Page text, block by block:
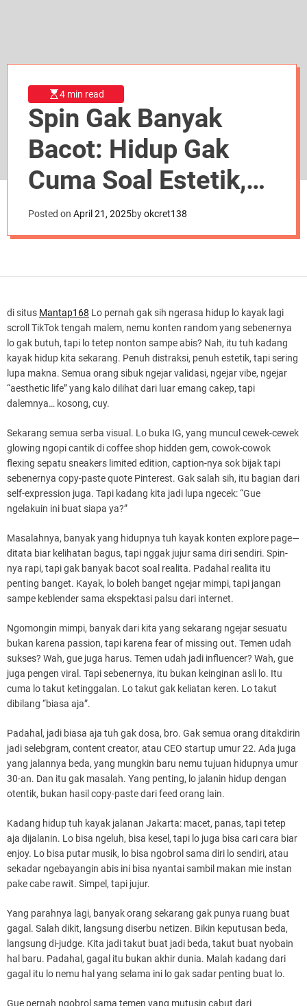
4 min read
Spin Gak Banyak
Bacot: Hidup Gak
Cuma Soal Estetik,
Bro!
Posted on April 21, 2025byokcret138
di situs Mantap168 Lo pernah gak sih ngerasa hidup lo kayak lagi
scroll TikTok tengah malem, nemu konten random yang sebenernya
lo gak butuh, tapi lo tetep nonton sampe abis? Nah, itu tuh kadang
kayak hidup kita sekarang. Penuh distraksi, penuh estetik, tapi sering
lupa makna. Semua orang sibuk ngejar validasi, ngejar vibe, ngejar
“aesthetic life” yang kalo dilihat dari luar emang cakep, tapi
dalemnya… kosong, cuy.
Sekarang semua serba visual. Lo buka IG, yang muncul cewek-cewek
glowing ngopi cantik di coffee shop hidden gem, cowok-cowok
flexing sepatu sneakers limited edition, caption-nya sok bijak tapi
sebenernya copy-paste quote Pinterest. Gak salah sih, itu bagian dari
self-expression juga. Tapi kadang kita jadi lupa ngecek: “Gue
ngelakuin ini buat siapa ya?”
Masalahnya, banyak yang hidupnya tuh kayak konten explore page—
ditata biar kelihatan bagus, tapi nggak jujur sama diri sendiri. Spin-
nya rapi, tapi gak banyak bacot soal realita. Padahal realita itu
penting banget. Kayak, lo boleh banget ngejar mimpi, tapi jangan
sampe keblender sama ekspektasi palsu dari internet.
Ngomongin mimpi, banyak dari kita yang sekarang ngejar sesuatu
bukan karena passion, tapi karena fear of missing out. Temen udah
sukses? Wah, gue juga harus. Temen udah jadi influencer? Wah, gue
juga pengen viral. Tapi sebenernya, itu bukan keinginan asli lo. Itu
cuma lo takut ketinggalan. Lo takut gak keliatan keren. Lo takut
dibilang “biasa aja”.
Padahal, jadi biasa aja tuh gak dosa, bro. Gak semua orang ditakdirin
jadi selebgram, content creator, atau CEO startup umur 22. Ada juga
yang jalannya beda, yang mungkin baru nemu tujuan hidupnya umur
30-an. Dan itu gak masalah. Yang penting, lo jalanin hidup dengan
otentik, bukan hasil copy-paste dari feed orang lain.
Kadang hidup tuh kayak jalanan Jakarta: macet, panas, tapi tetep
aja dijalanin. Lo bisa ngeluh, bisa kesel, tapi lo juga bisa cari cara biar
enjoy. Lo bisa putar musik, lo bisa ngobrol sama diri lo sendiri, atau
sekadar ngebayangin abis ini bisa nyantai sambil makan mie instan
pake cabe rawit. Simpel, tapi jujur.
Yang parahnya lagi, banyak orang sekarang gak punya ruang buat
gagal. Salah dikit, langsung diserbu netizen. Bikin keputusan beda,
langsung di-judge. Kita jadi takut buat jadi beda, takut buat nyobain
hal baru. Padahal, gagal itu bukan akhir dunia. Malah kadang dari
gagal itu lo nemu hal yang selama ini lo gak sadar penting buat lo.
Gue pernah ngobrol sama temen yang mutusin cabut dari